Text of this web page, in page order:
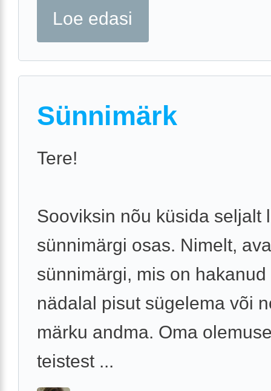
Loe edasi
Sünnimärk
Tere!
Sooviksin nõu küsida seljalt
sünnimärgi osas. Nimelt,
sünnimärgi, mis on
nädalal pisut sügelema või
märku andma. Oma
teistest ...